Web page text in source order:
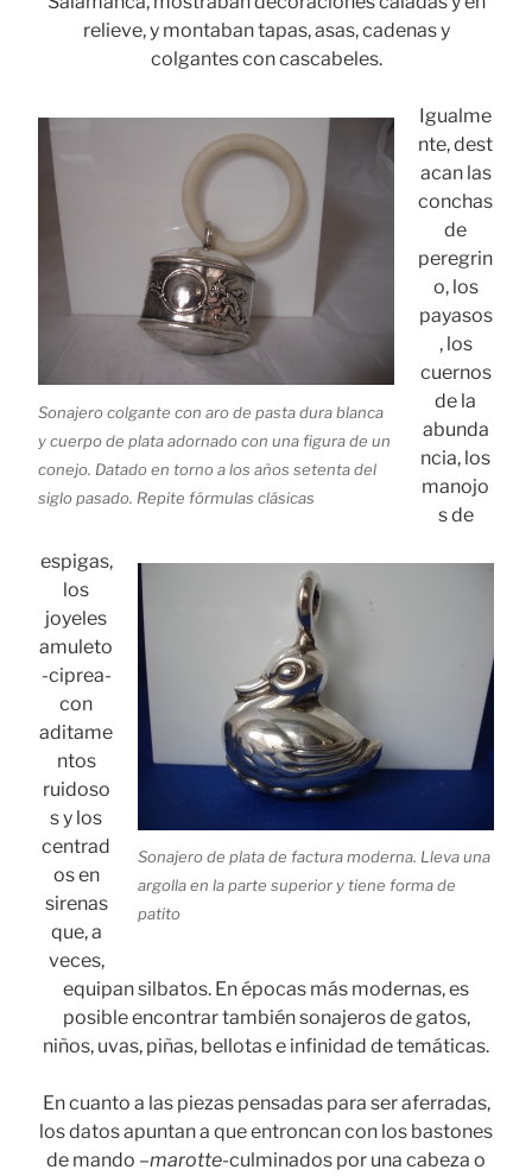
relieve, y montaban tapas, asas, cadenas y
colgantes con cascabeles.
Sonajero colgante con aro de pasta dura blanca
y cuerpo de plata adornado con una figura de un
conejo. Datado en torno a los años setenta del
siglo pasado. Repite fórmulas clásicas
Sonajero de plata de factura moderna. Lleva una
argolla en la parte superior y tiene forma de
patito
Igualme
nte, dest
acan las
conchas
de
peregrin
o, los
payasos
, los
cuernos
de la
abunda
ncia, los
manojo
s de
espigas,
los
joyeles
amuleto
-ciprea-
con
aditame
ntos
ruidoso
s y los
centrad
os en
sirenas
que, a
veces,
equipan silbatos. En épocas más modernas, es
posible encontrar también sonajeros de gatos,
niños, uvas, piñas, bellotas e infinidad de temáticas.
En cuanto a las piezas pensadas para ser aferradas,
los datos apuntan a que entroncan con los bastones
de mando –marotte-culminados por una cabeza o